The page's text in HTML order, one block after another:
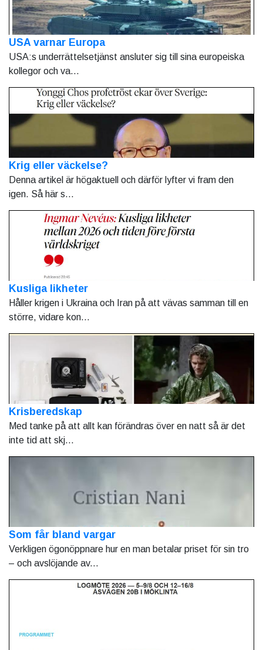
USA varnar Europa
USA:s underrättelsetjänst ansluter sig till sina europeiska
kollegor och va...
Krig eller väckelse?
Denna artikel är högaktuell och därför lyfter vi fram den
igen. Så här s...
Kusliga likheter
Håller krigen i Ukraina och Iran på att vävas samman till en
större, vidare kon...
Krisberedskap
Med tanke på att allt kan förändras över en natt så är det
inte tid att skj...
Som får bland vargar
Verkligen ögonöppnare hur en man betalar priset för sin tro
– och avslöjande av...